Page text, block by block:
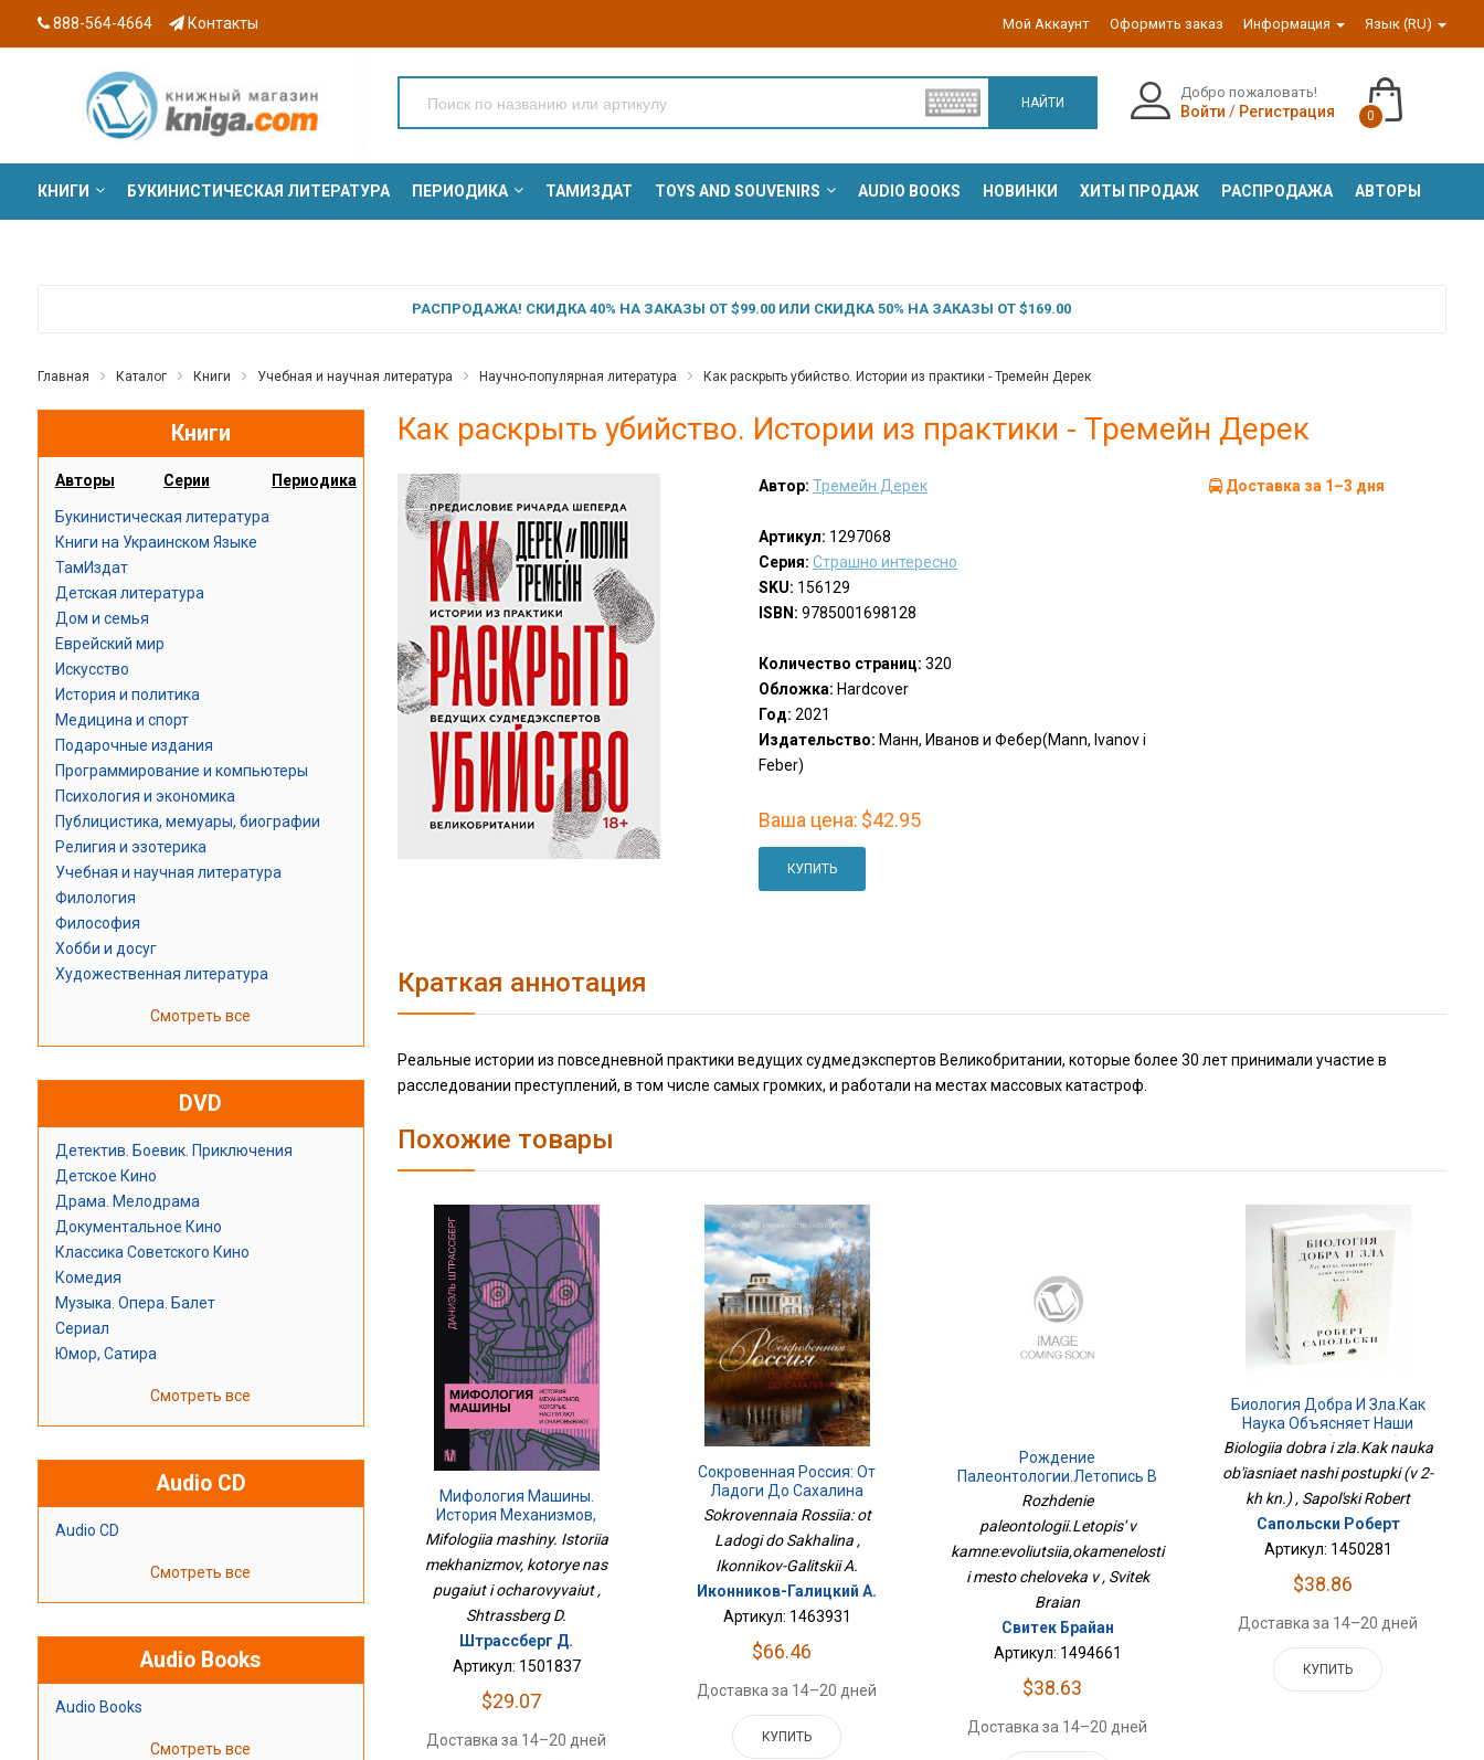
888-564-4664 Контакты Мой Аккаунт Оформить заказ Информация Язык (RU)
НАЙТИ
Добро пожаловать!
Войти / Регистрация 0
КНИГИ БУКИНИСТИЧЕСКАЯ ЛИТЕРАТУРА ПЕРИОДИКА ТАМИЗДАТ TOYS AND SOUVENIRS AUDIO BOOKS НОВИНКИ ХИТЫ ПРОДАЖ РАСПРОДАЖА АВТОРЫ
РАСПРОДАЖА! СКИДКА 40% НА ЗАКАЗЫ ОТ $99.00 ИЛИ СКИДКА 50% НА ЗАКАЗЫ ОТ $169.00
Главная Каталог Книги Учебная и научная литература Научно-популярная литература Как раскрыть убийство. Истории из практики - Тремейн Дерек
Книги
Авторы Серии Периодика
Букинистическая литература
Книги на Украинском Языке
ТамИздат
Детская литература
Дом и семья
Еврейский мир
Искусство
История и политика
Медицина и спорт
Подарочные издания
Программирование и компьютеры
Психология и экономика
Публицистика, мемуары, биографии
Религия и эзотерика
Учебная и научная литература
Филология
Философия
Хобби и досуг
Художественная литература
Смотреть все
DVD
Детектив. Боевик. Приключения
Детское Кино
Драма. Мелодрама
Документальное Кино
Классика Советского Кино
Комедия
Музыка. Опера. Балет
Сериал
Юмор, Сатира
Смотреть все
Audio CD
Audio CD
Смотреть все
Audio Books
Audio Books
Смотреть все
Как раскрыть убийство. Истории из практики - Тремейн Дерек
Автор: Тремейн Дерек
Артикул: 1297068
Серия: Страшно интересно
SKU: 156129
ISBN: 9785001698128
Количество страниц: 320
Обложка: Hardcover
Год: 2021
Издательство: Манн, Иванов и Фебер(Mann, Ivanov i
Feber)
Ваша цена: $42.95
КУПИТЬ
Доставка за 1–3 дня
Краткая аннотация
Реальные истории из повседневной практики ведущих судмедэкспертов Великобритании, которые более 30 лет принимали участие в
расследовании преступлений, в том числе самых громких, и работали на местах массовых катастроф.
Похожие товары
Мифология Машины.
История Механизмов,
Которые Нас Пугают И
Очаровывают
Mifologiia mashiny. Istoriia
mekhanizmov, kotorye nas
pugaiut i ocharovyvaiut ,
Shtrassberg D.
Штрассберг Д.
Артикул: 1501837
$29.07
Доставка за 14–20 дней
Сокровенная Россия: От
Ладоги До Сахалина
Sokrovennaia Rossiia: ot
Ladogi do Sakhalina ,
Ikonnikov-Galitskii A.
Иконников-Галицкий А.
Артикул: 1463931
$66.46
Доставка за 14–20 дней
КУПИТЬ
Рождение
Палеонтологии.Летопись В
Камне:эволюция,окаменелости
Rozhdenie
paleontologii.Letopis' v
kamne:evoliutsiia,okamenelosti
i mesto cheloveka v , Svitek
Braian
Свитек Брайан
Артикул: 1494661
$38.63
Доставка за 14–20 дней
Биология Добра И Зла.Как
Наука Объясняет Наши
Поступки (в 2-Х Кн.)
Biologiia dobra i zla.Kak nauka
ob'iasniaet nashi postupki (v 2-
kh kn.) , Sapol'ski Robert
Сапольски Роберт
Артикул: 1450281
$38.86
Доставка за 14–20 дней
КУПИТЬ